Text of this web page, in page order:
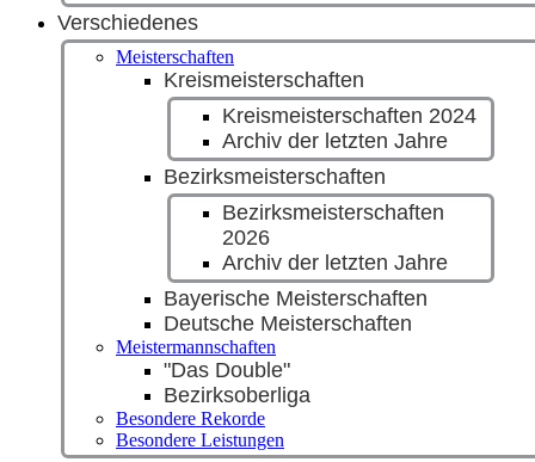
Verschiedenes
Meisterschaften
Kreismeisterschaften
Kreismeisterschaften 2024
Archiv der letzten Jahre
Bezirksmeisterschaften
Bezirksmeisterschaften
2026
Archiv der letzten Jahre
Bayerische Meisterschaften
Deutsche Meisterschaften
Meistermannschaften
"Das Double"
Bezirksoberliga
Besondere Rekorde
Besondere Leistungen